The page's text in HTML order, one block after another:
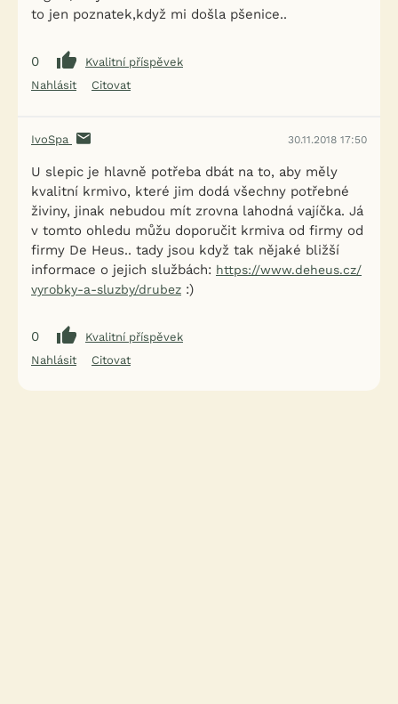
to jen poznatek,když mi došla pšenice..
0
Kvalitní příspěvek
Nahlásit
Citovat
IvoSpa 30.11.2018 17:50
U slepic je hlavně potřeba dbát na to, aby měly
kvalitní krmivo, které jim dodá všechny potřebné
živiny, jinak nebudou mít zrovna lahodná vajíčka. Já
v tomto ohledu můžu doporučit krmiva od firmy od
firmy De Heus.. tady jsou když tak nějaké bližší
informace o jejich službách: https://www.deheus.cz/
vyrobky-a-sluzby/drubez :)
0
Kvalitní příspěvek
Nahlásit
Citovat